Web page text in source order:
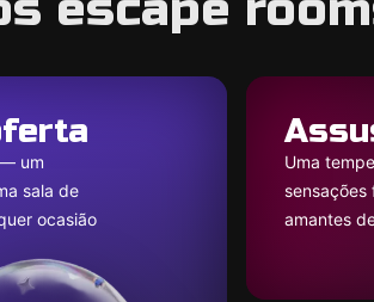
um
sala de
ocasião
Uma
sensações
amantes